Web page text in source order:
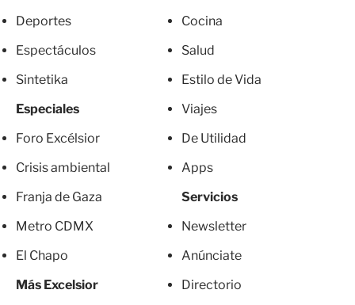
Deportes
Espectáculos
Sintetika
Especiales
Foro Excélsior
Crisis ambiental
Franja de Gaza
Metro CDMX
El Chapo
Más Excelsior
Cocina
Salud
Estilo de Vida
Viajes
De Utilidad
Apps
Servicios
Newsletter
Anúnciate
Directorio